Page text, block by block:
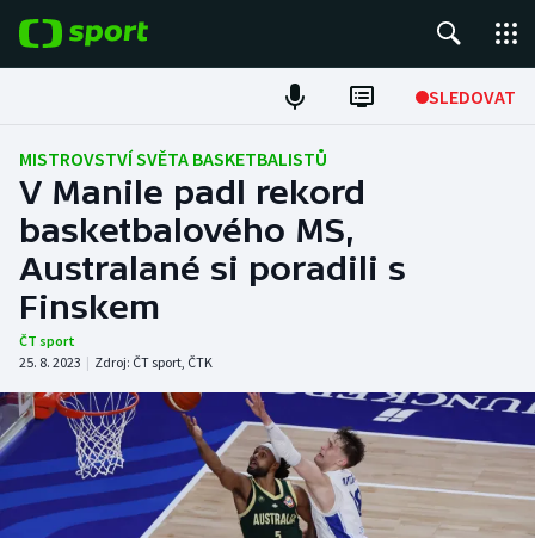
SLEDOVAT
Fotbal
Hokej
Tenis
Atletika
DALŠÍ SPORTY
Americký fotbal
NEPŘEHLÉDNĚTE
MISTROVSTVÍ SVĚTA BASKETBALISTŮ
V Manile padl rekord
basketbalového MS,
Australané si poradili s
Finskem
ČT sport
25. 8. 2023 | Zdroj: ČT sport, ČTK